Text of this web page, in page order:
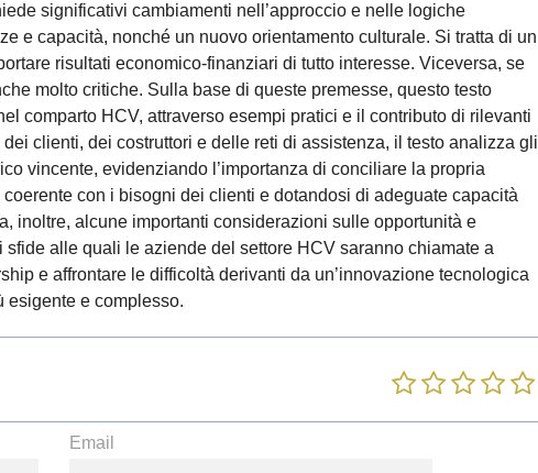
significativi cambiamenti nell’approccio e nelle logiche
e capacità, nonché un nuovo orientamento culturale. Si tratta di un
risultati economico-finanziari di tutto interesse. Viceversa, se
molto critiche. Sulla base di queste premesse, questo testo
comparto HCV, attraverso esempi pratici e il contributo di rilevanti
clienti, dei costruttori e delle reti di assistenza, il testo analizza gli
vincente, evidenziando l’importanza di conciliare la propria
con i bisogni dei clienti e dotandosi di adeguate capacità
inoltre, alcune importanti considerazioni sulle opportunità e
alle quali le aziende del settore HCV saranno chiamate a
e affrontare le difficoltà derivanti da un’innovazione tecnologica
esigente e complesso.
Email